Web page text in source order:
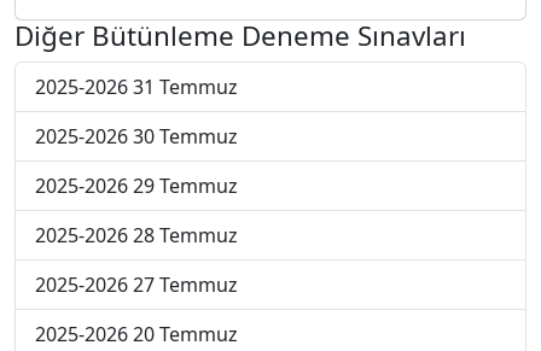
Diğer Bütünleme Deneme Sınavları
2025-2026 31 Temmuz
2025-2026 30 Temmuz
2025-2026 29 Temmuz
2025-2026 28 Temmuz
2025-2026 27 Temmuz
2025-2026 20 Temmuz